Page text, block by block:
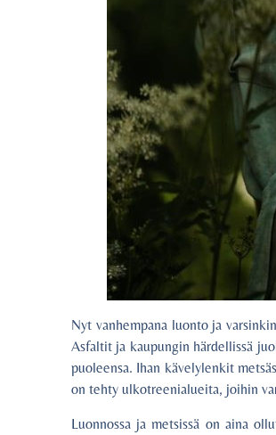
Nyt vanhempana luonto ja
Asfaltit ja kaupungin härdellissä
puoleensa. Ihan kävelylenkit
on tehty ulkotreenialueita, joihin
Luonnossa ja metsissä on aina